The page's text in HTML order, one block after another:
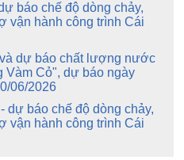
báo chế độ dòng chảy,
vận hành công trình Cái
dự báo chất lượng nước
Vàm Cỏ", dự báo ngày
06/2026
dự báo chế độ dòng chảy,
vận hành công trình Cái